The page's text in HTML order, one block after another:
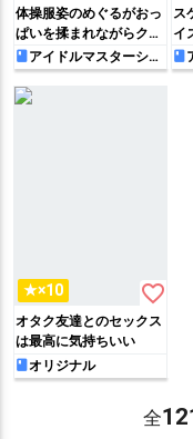
体操服姿のめぐるがおっ
ぱいを揉まれながらクン
ニされて感じたり、腕を
押さえつけられながら正
常位で犯されて中出しさ
アイドルマスターシャ
イニーカラーズ
ス
イ
り
ハ
イ
★×10 favorite_border
オタク友達とのセックス
は最高に気持ちいい
オリジナル
全